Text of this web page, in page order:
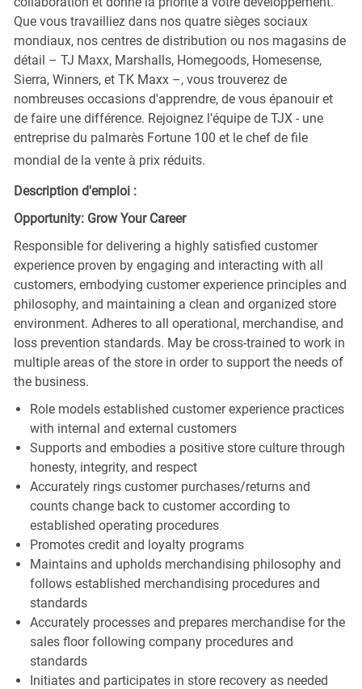
Que vous travailliez dans nos quatre sièges sociaux
mondiaux, nos centres de distribution ou nos magasins de
détail – TJ Maxx, Marshalls, Homegoods, Homesense,
Sierra, Winners, et TK Maxx –, vous trouverez de
nombreuses occasions d'apprendre, de vous épanouir et
de faire une différence. Rejoignez l'équipe de TJX - une
entreprise du palmarès Fortune 100 et le chef de file
mondial de la vente à prix réduits.
Description d'emploi :
Opportunity: Grow Your Career
Responsible for delivering a highly satisfied customer
experience proven by engaging and interacting with all
customers, embodying customer experience principles and
philosophy, and maintaining a clean and organized store
environment. Adheres to all operational, merchandise, and
loss prevention standards. May be cross-trained to work in
multiple areas of the store in order to support the needs of
the business.
Role models established customer experience practices
with internal and external customers
Supports and embodies a positive store culture through
honesty, integrity, and respect
Accurately rings customer purchases/returns and
counts change back to customer according to
established operating procedures
Promotes credit and loyalty programs
Maintains and upholds merchandising philosophy and
follows established merchandising procedures and
standards
Accurately processes and prepares merchandise for the
sales floor following company procedures and
standards
Initiates and participates in store recovery as needed